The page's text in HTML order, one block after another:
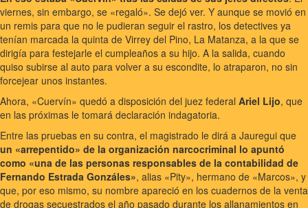
viernes, sin embargo, se «regaló». Se dejó ver. Y aunque se movió en
un remis para que no le pudieran seguir el rastro, los detectives ya
tenían marcada la quinta de Virrey del Pino, La Matanza, a la que se
dirigía para festejarle el cumpleaños a su hijo. A la salida, cuando
quiso subirse al auto para volver a su escondite, lo atraparon, no sin
forcejear unos instantes.
Ahora, «Cuervín» quedó a disposición del juez federal Ariel Lijo, que
en las próximas le tomará declaración indagatoria.
Entre las pruebas en su contra, el magistrado le dirá a Jauregui que
un «arrepentido» de la organización narcocriminal lo apuntó
como «una de las personas responsables de la contabilidad de
Fernando Estrada Gonzáles», alias «Pity», hermano de «Marcos», y
que, por eso mismo, su nombre apareció en los cuadernos de la venta
de drogas secuestrados el año pasado durante los allanamientos en